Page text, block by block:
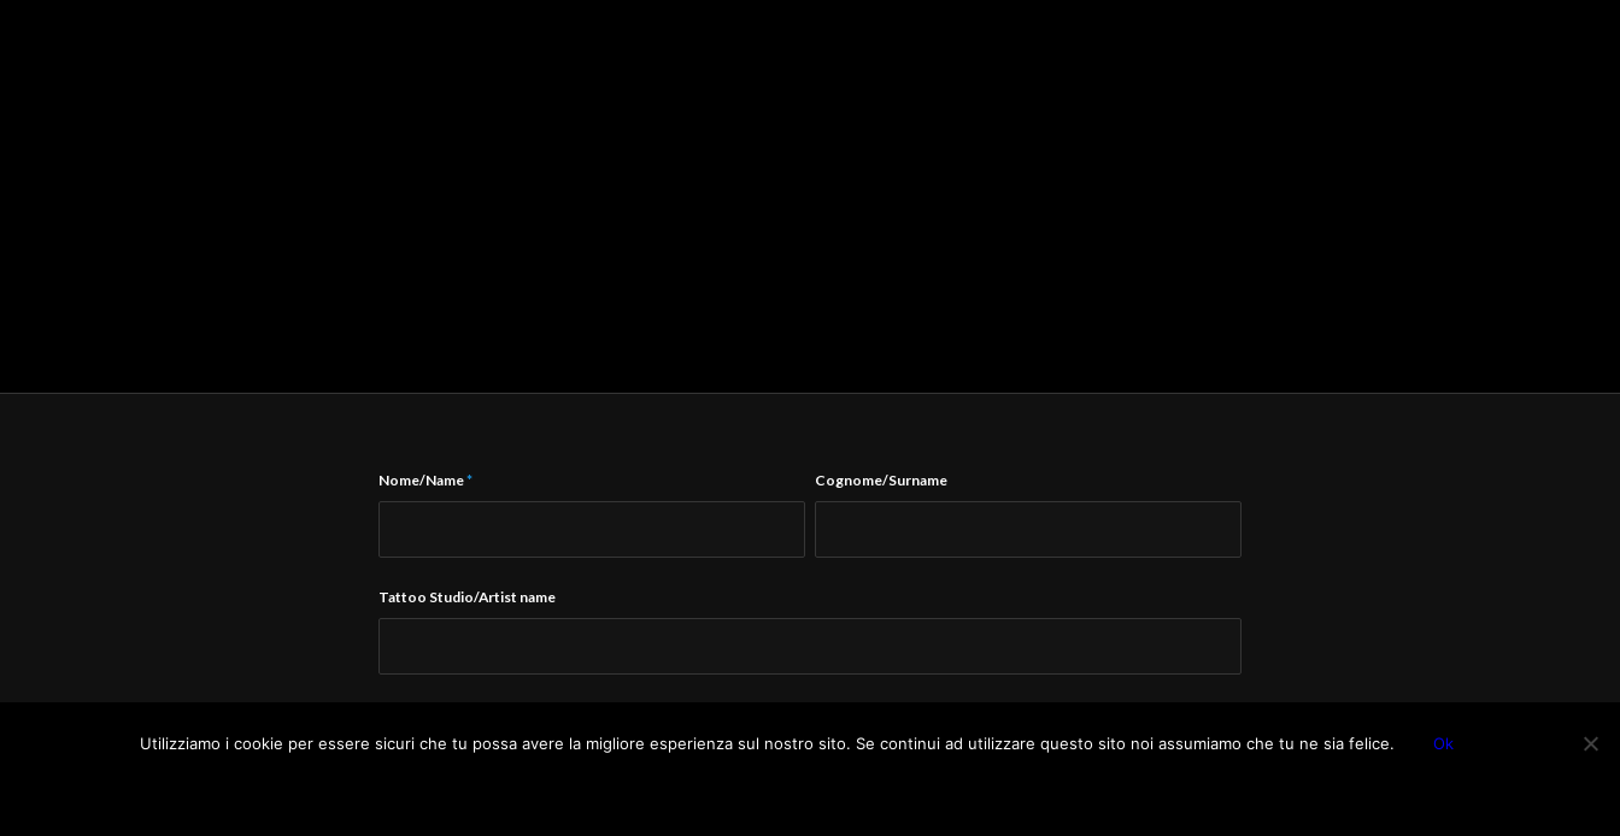
Nome/Name* Cognome/Surname
Tattoo Studio/Artist name
Utilizziamo i cookie per essere sicuri che tu possa avere la migliore esperienza sul nostro sito. Se continui ad utilizzare questo sito noi assumiamo che tu ne sia felice. Ok